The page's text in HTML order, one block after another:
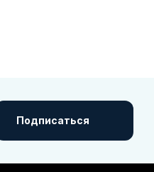
Подписаться